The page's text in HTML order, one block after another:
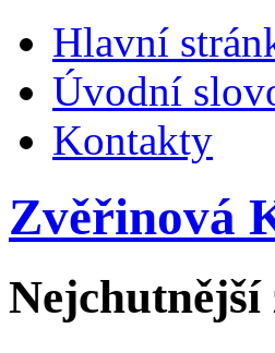
Hlavní
Úvodní
Kontakty
Zvěřinová
Nejchutnější